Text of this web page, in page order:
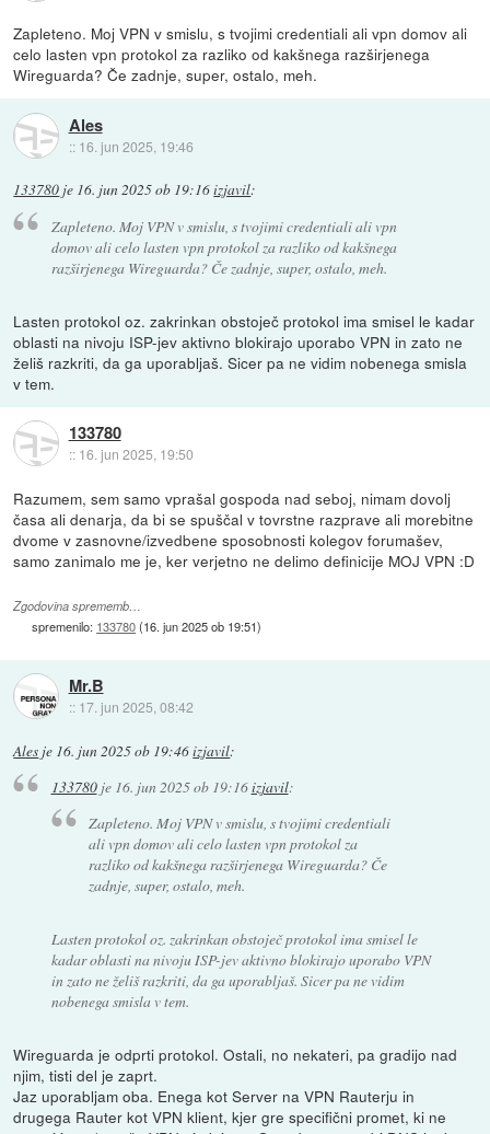
Zapleteno. Moj VPN v smislu, s tvojimi credentiali ali vpn domov ali
celo lasten vpn protokol za razliko od kakšnega razširjenega
Wireguarda? Če zadnje, super, ostalo, meh.
Ales
:: 16. jun 2025, 19:46
133780 je 16. jun 2025 ob 19:16izjavil:
Zapleteno. Moj VPN v smislu, s tvojimi credentiali ali vpn
domov ali celo lasten vpn protokol za razliko od kakšnega
razširjenega Wireguarda? Če zadnje, super, ostalo, meh.
Lasten protokol oz. zakrinkan obstoječ protokol ima smisel le kadar
oblasti na nivoju ISP-jev aktivno blokirajo uporabo VPN in zato ne
želiš razkriti, da ga uporabljaš. Sicer pa ne vidim nobenega smisla
v tem.
133780
:: 16. jun 2025, 19:50
Razumem, sem samo vprašal gospoda nad seboj, nimam dovolj
časa ali denarja, da bi se spuščal v tovrstne razprave ali morebitne
dvome v zasnovne/izvedbene sposobnosti kolegov forumašev,
samo zanimalo me je, ker verjetno ne delimo definicije MOJ VPN :D
Zgodovina sprememb…
spremenilo: 133780(16. jun 2025 ob 19:51)
Mr.B
:: 17. jun 2025, 08:42
Ales je 16. jun 2025 ob 19:46izjavil:
133780je 16. jun 2025 ob 19:16izjavil:
Zapleteno. Moj VPN v smislu, s tvojimi credentiali
ali vpn domov ali celo lasten vpn protokol za
razliko od kakšnega razširjenega Wireguarda? Če
zadnje, super, ostalo, meh.
Lasten protokol oz. zakrinkan obstoječ protokol ima smisel le
kadar oblasti na nivoju ISP-jev aktivno blokirajo uporabo VPN
in zato ne želiš razkriti, da ga uporabljaš. Sicer pa ne vidim
nobenega smisla v tem.
Wireguarda je odprti protokol. Ostali, no nekateri, pa gradijo nad
njim, tisti del je zaprt.
Jaz uporabljam oba. Enega kot Server na VPN Rauterju in
drugega Rauter kot VPN klient, kjer gre specifični promet, ki ne